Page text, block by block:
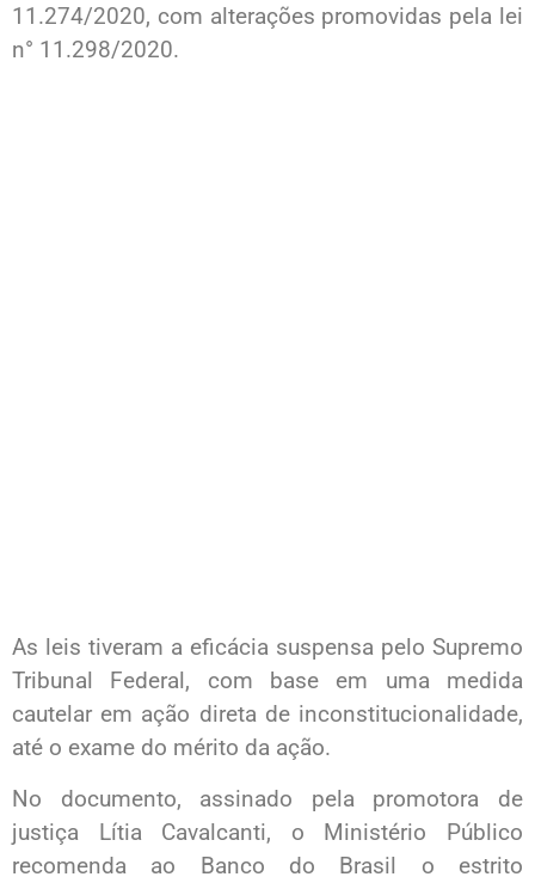
11.274/2020, com alterações promovidas pela lei
n° 11.298/2020.
As leis tiveram a eficácia suspensa pelo Supremo
Tribunal Federal, com base em uma medida
cautelar em ação direta de inconstitucionalidade,
até o exame do mérito da ação.
No documento, assinado pela promotora de
justiça Lítia Cavalcanti, o Ministério Público
recomenda ao Banco do Brasil o estrito